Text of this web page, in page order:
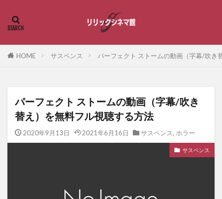
HOME サスペンス パーフェクト ストームの動画（字幕/吹き
パーフェクト ストームの動画（字幕/吹き
替え）を無料フル視聴する方法
2020年9月13日 2021年6月16日 サスペンス, ホラー
サスペンス